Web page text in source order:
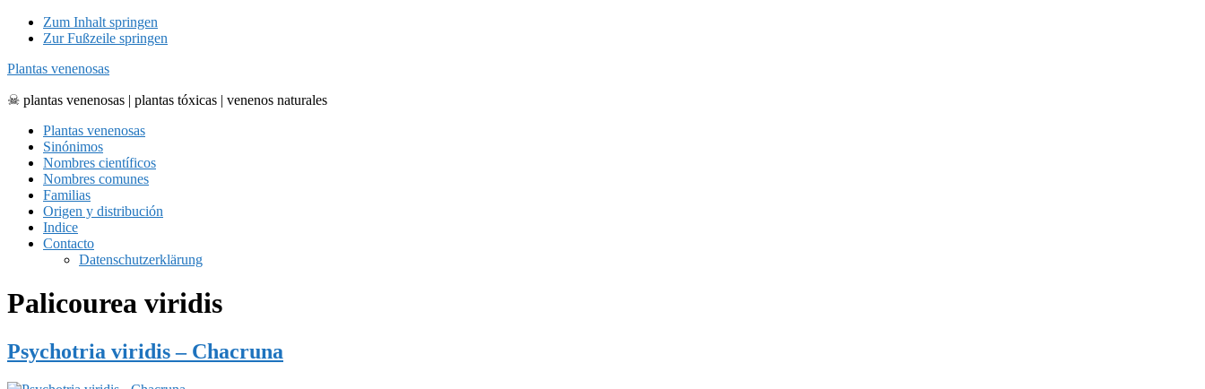
Zum Inhalt springen
Zur Fußzeile springen
Plantas venenosas
☠ plantas venenosas | plantas tóxicas | venenos naturales
Plantas venenosas
Sinónimos
Nombres científicos
Nombres comunes
Familias
Origen y distribución
Indice
Contacto
Datenschutzerklärung
Palicourea viridis
Psychotria viridis – Chacruna